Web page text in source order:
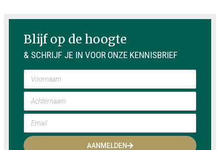
Blijf op de hoogte
& SCHRIJF JE IN VOOR ONZE KENNISBRIEF
AANMELDEN